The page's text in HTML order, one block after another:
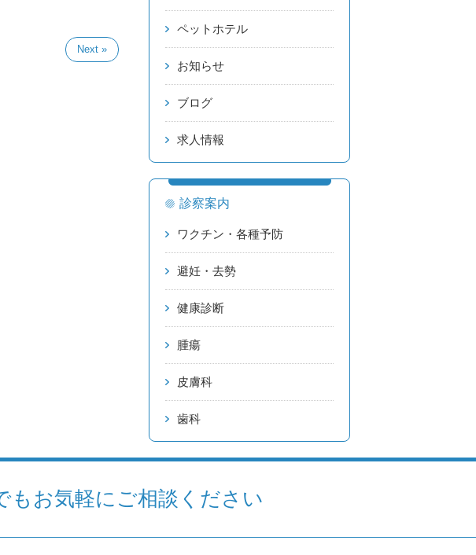
Next »
ペットホテル
お知らせ
ブログ
求人情報
診察案内
ワクチン・各種予防
避妊・去勢
健康診断
腫瘍
皮膚科
歯科
お気軽にご相談ください